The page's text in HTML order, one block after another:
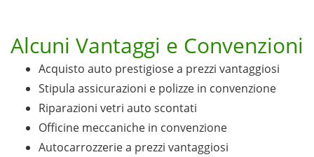
Alcuni Vantaggi e Convenzioni
Acquisto auto prestigiose a prezzi vantaggiosi
Stipula assicurazioni e polizze in convenzione
Riparazioni vetri auto scontati
Officine meccaniche in convenzione
Autocarrozzerie a prezzi vantaggiosi